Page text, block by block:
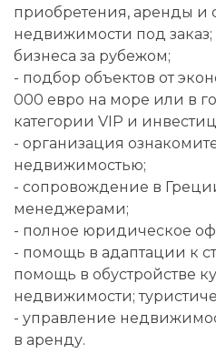
приобретения, аренды и
недвижимости под заказ;
бизнеса за рубежом;
- подбор объектов от
000 евро на море или в
категории VIP и
- организация
недвижимостью;
- сопровождение в
менеджерами;
- полное юридическое
- помощь в адаптации к
помощь в обустройстве
недвижимости;
- управление
в аренду.